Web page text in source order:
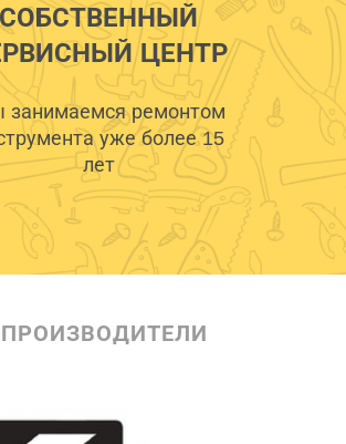
СОБСТВЕННЫЙ
ЦЕНТР
ремонтом
уже более 15
лет
ПРОИЗВОДИТЕЛИ